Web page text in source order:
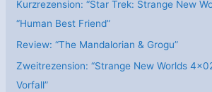
Kurzrezension: “Star Trek: Strange New
“Human Best Friend”
Review: “The Mandalorian & Grogu”
Zweitrezension: “Strange New Worlds
Vorfall”